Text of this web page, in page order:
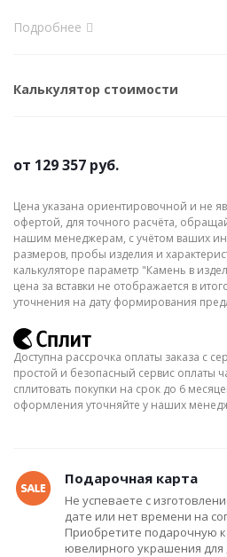
Подробнее
Калькулятор стоимости
от 129 357 руб.
Цена указана ориентировочной и не
офертой, для точного расчёта,
нашим менеджерам, с учётом ваших
размеров, пробы изделия и
калькуляторе параметр "Камень в
цена за вставки не отображается в
уточнения на дату формирования
Доступна рассрочка оплаты заказа с
простой и безопасный сервис оплаты
сплитовать покупки на срок до 6
оформления уточняйте у наших
Подарочная карта
Не успеваете с
дате или нет времени на
Приобретите подарочную
ювелирного украшения для